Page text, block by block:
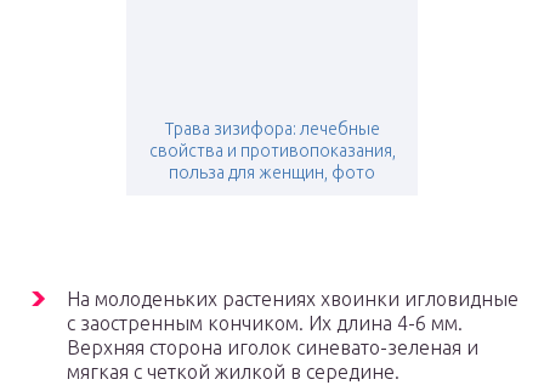
Трава зизифора: лечебные
свойства и противопоказания,
польза для женщин, фото
На молоденьких растениях хвоинки игловидные
с заостренным кончиком. Их длина 4-6 мм.
Верхняя сторона иголок синевато-зеленая и
мягкая с четкой жилкой в середине.